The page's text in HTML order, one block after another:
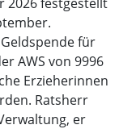
für
AWS von 9996
Erzieherinnen
Ratsherr
er